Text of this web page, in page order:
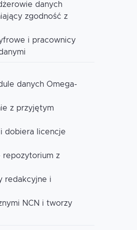
danych
zgodność z
i pracownicy
danych Omega-
z przyjętym
dobiera licencje
repozytorium z
redakcyjne i
NCN i tworzy